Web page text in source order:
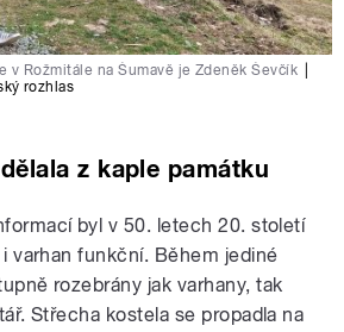
v Rožmitále na Šumavě je Zdeněk Ševčík
rozhlas
z kaple památku
byl v 50. letech 20. století
varhan funkční. Během jediné
rozebrány jak varhany, tak
Střecha kostela se propadla na